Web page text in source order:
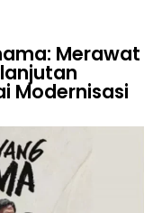
Merawat
Modernisasi